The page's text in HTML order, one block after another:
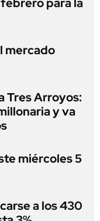
mercado
Tres Arroyos:
y va
miércoles 5
a los 430